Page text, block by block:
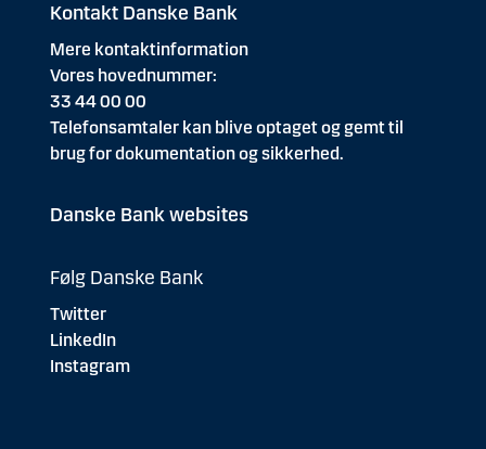
Kontakt Danske Bank
Mere kontaktinformation
Vores hovednummer:
33 44 00 00
Telefonsamtaler kan blive optaget og gemt til
brug for dokumentation og sikkerhed.
Danske Bank websites
Følg Danske Bank
Twitter
LinkedIn
Instagram